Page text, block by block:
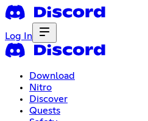
Log In
Download
Nitro
Discover
Quests